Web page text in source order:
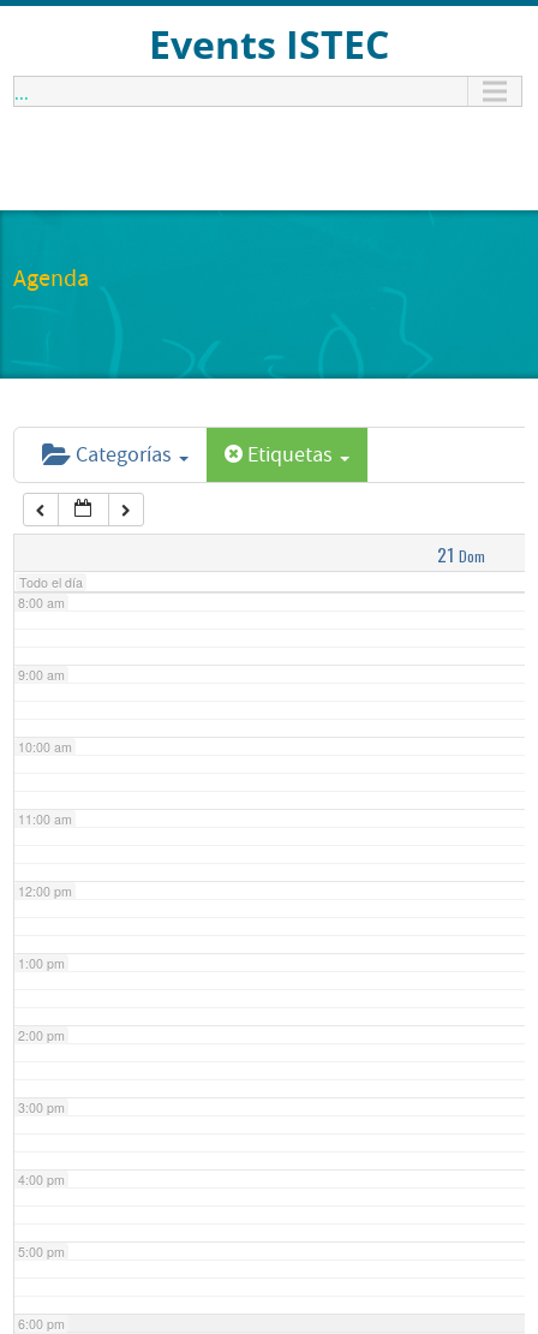
Events ISTEC
...
Agenda
Categorías Etiquetas
21 Dom
Todo el día
1:00 am
6:00 am
7:00 am
8:00 am
9:00 am
10:00 am
11:00 am
12:00 pm
1:00 pm
2:00 pm
3:00 pm
4:00 pm
5:00 pm
6:00 pm